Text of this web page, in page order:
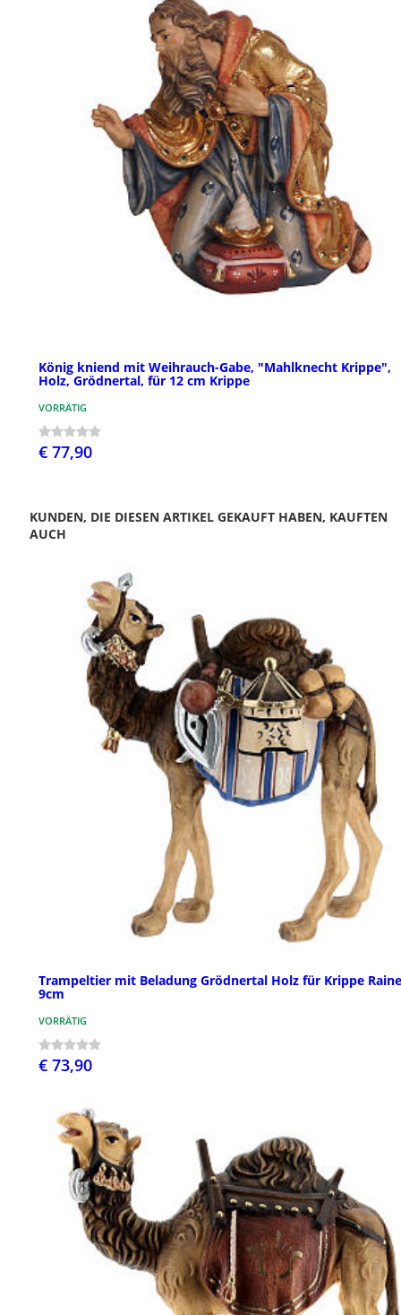
König kniend mit Weihrauch-Gabe, "Mahlknecht Krippe",
Holz, Grödnertal, für 12 cm Krippe
VORRÄTIG
€ 77,90
KUNDEN, DIE DIESEN ARTIKEL GEKAUFT HABEN, KAUFTEN
AUCH
Trampeltier mit Beladung Grödnertal Holz für Krippe
9cm
VORRÄTIG
€ 73,90